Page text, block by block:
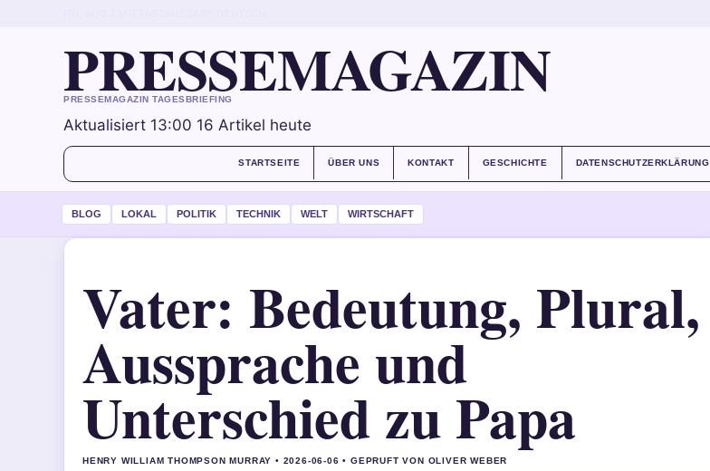
PRESSEMAGAZIN
PRESSEMAGAZIN TAGESBRIEFING
Aktualisiert 13:00 16 Artikel heute
STARTSEITE ÜBER UNS KONTAKT GESCHICHTE DATENSCHUTZERKLÄRUNG
BLOG LOKAL POLITIK TECHNIK WELT WIRTSCHAFT
Vater: Bedeutung, Plural,
Aussprache und
Unterschied zu Papa
HENRY WILLIAM THOMPSON MURRAY • 2026-06-06 • GEPRUFT VON OLIVER WEBER